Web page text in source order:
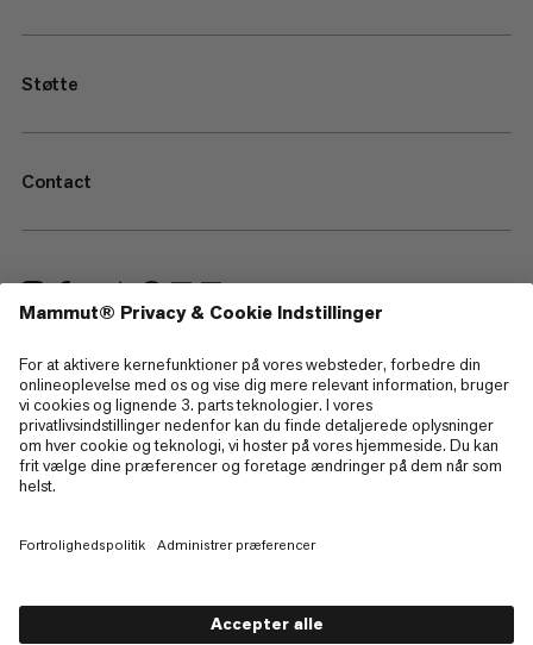
Støtte
Contact
—
Sitemap
Cookies
Juridisk information